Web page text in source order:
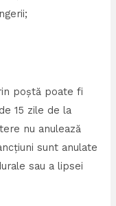
poștă poate fi
15 zile de la
nu anulează
sunt anulate
sau a lipsei